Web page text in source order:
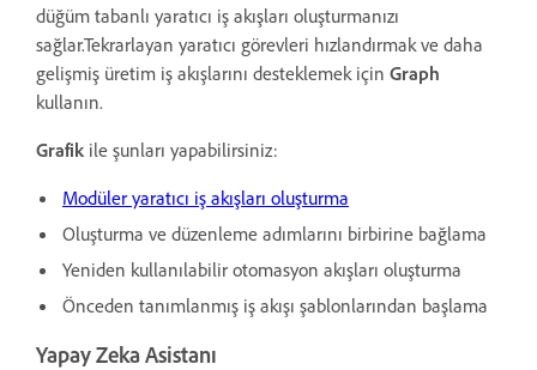
düğüm tabanlı yaratıcı iş akışları oluşturmanızı
sağlar.Tekrarlayan yaratıcı görevleri hızlandırmak ve daha
gelişmiş üretim iş akışlarını desteklemek için Graph
kullanın.
Grafik ile şunları yapabilirsiniz:
Modüler yaratıcı iş akışları oluşturma
Oluşturma ve düzenleme adımlarını birbirine bağlama
Yeniden kullanılabilir otomasyon akışları oluşturma
Önceden tanımlanmış iş akışı şablonlarından başlama
Yapay Zeka Asistanı